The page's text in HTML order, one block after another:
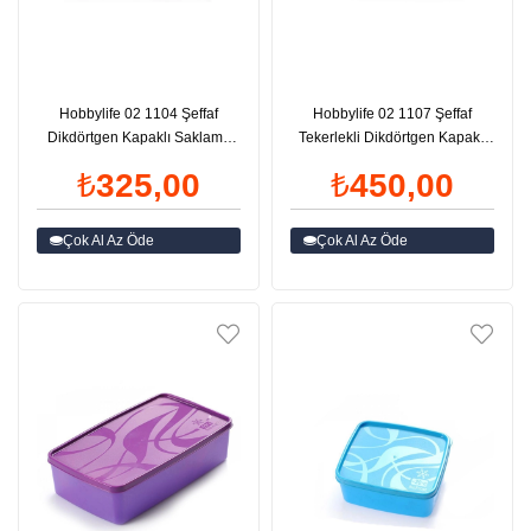
Hobbylife 02 1104 Şeffaf
Dikdörtgen Kapaklı Saklama
₺325,00
Çok Al Az Öde
Hobbylife 02 1107 Şeffaf
Tekerlekli Dikdörtgen Kapaklı
₺450,00
Çok Al Az Öde